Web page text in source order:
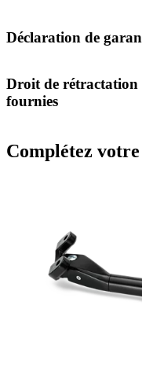
Déclaration de
Droit de rétractation
fournies
Complétez